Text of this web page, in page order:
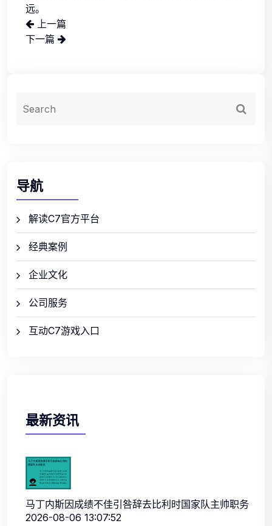
远。
上一篇
下一篇
导航
解读C7官方平台
经典案例
企业文化
公司服务
互动C7游戏入口
最新资讯
马丁内斯因成绩不佳引咎辞去比利时国家队主帅职务
2026-08-06 13:07:52